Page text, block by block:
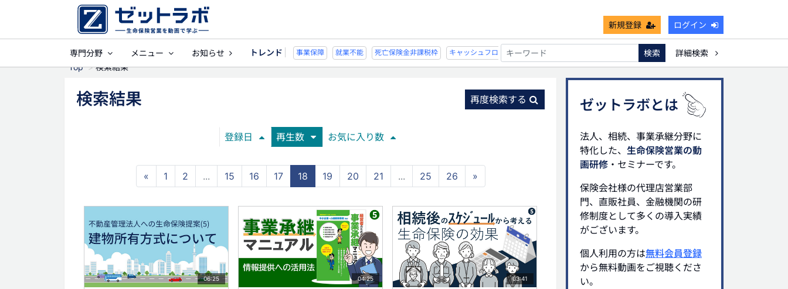
新規登録 ログイン
専門分野 メニュー お知らせ トレンド
事業保障 就業不能 死亡保険金非課税枠 キャッシュフロー 宗教法人 事業保障 就業不能 死亡保険金非課税枠 キャッシュフロー 宗教法人
検索
詳細検索
Top
検索結果
検索結果 再度検索する
登録日 再生数 お気に入り数
« 1 2 ... 15 16 17 18 19 20 21 ... 25 26 »
06:25 04:25 03:41
ゼットラボとは
法人、相続、事業承継分野に
特化した、 生命保険営業の動
画研修 ・セミナーです。
保険会社様の代理店営業部
門、直販社員、金融機関の研
修制度として多くの導入実績
がございます。
個人利用の方は無料会員登録
から無料動画をご視聴くださ
い。